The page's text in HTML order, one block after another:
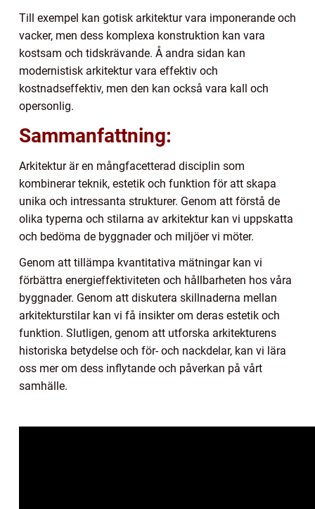
Till exempel kan gotisk arkitektur vara imponerande och
vacker, men dess komplexa konstruktion kan vara
kostsam och tidskrävande. Å andra sidan kan
modernistisk arkitektur vara effektiv och
kostnadseffektiv, men den kan också vara kall och
opersonlig.
Sammanfattning:
Arkitektur är en mångfacetterad disciplin som
kombinerar teknik, estetik och funktion för att skapa
unika och intressanta strukturer. Genom att förstå de
olika typerna och stilarna av arkitektur kan vi uppskatta
och bedöma de byggnader och miljöer vi möter.
Genom att tillämpa kvantitativa mätningar kan vi
förbättra energieffektiviteten och hållbarheten hos våra
byggnader. Genom att diskutera skillnaderna mellan
arkitekturstilar kan vi få insikter om deras estetik och
funktion. Slutligen, genom att utforska arkitekturens
historiska betydelse och för- och nackdelar, kan vi lära
oss mer om dess inflytande och påverkan på vårt
samhälle.